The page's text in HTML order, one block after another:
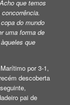
que temos
do mundo
uma forma de
que
por 3-1,
descoberta
pai de